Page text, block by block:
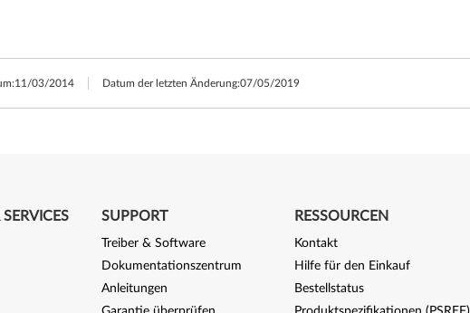
11/03/2014 Datum der letzten Änderung:07/05/2019
SUPPORT
Treiber & Software
Dokumentationszentrum
Anleitungen
RESSOURCEN
Kontakt
Hilfe für den Einkauf
Bestellstatus